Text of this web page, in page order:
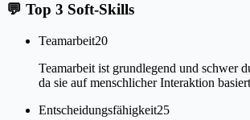
💬 Top 3 Soft-Skills
Teamarbeit20
Teamarbeit ist grundlegend und schwer
da sie auf menschlicher Interaktion
Entscheidungsfähigkeit25